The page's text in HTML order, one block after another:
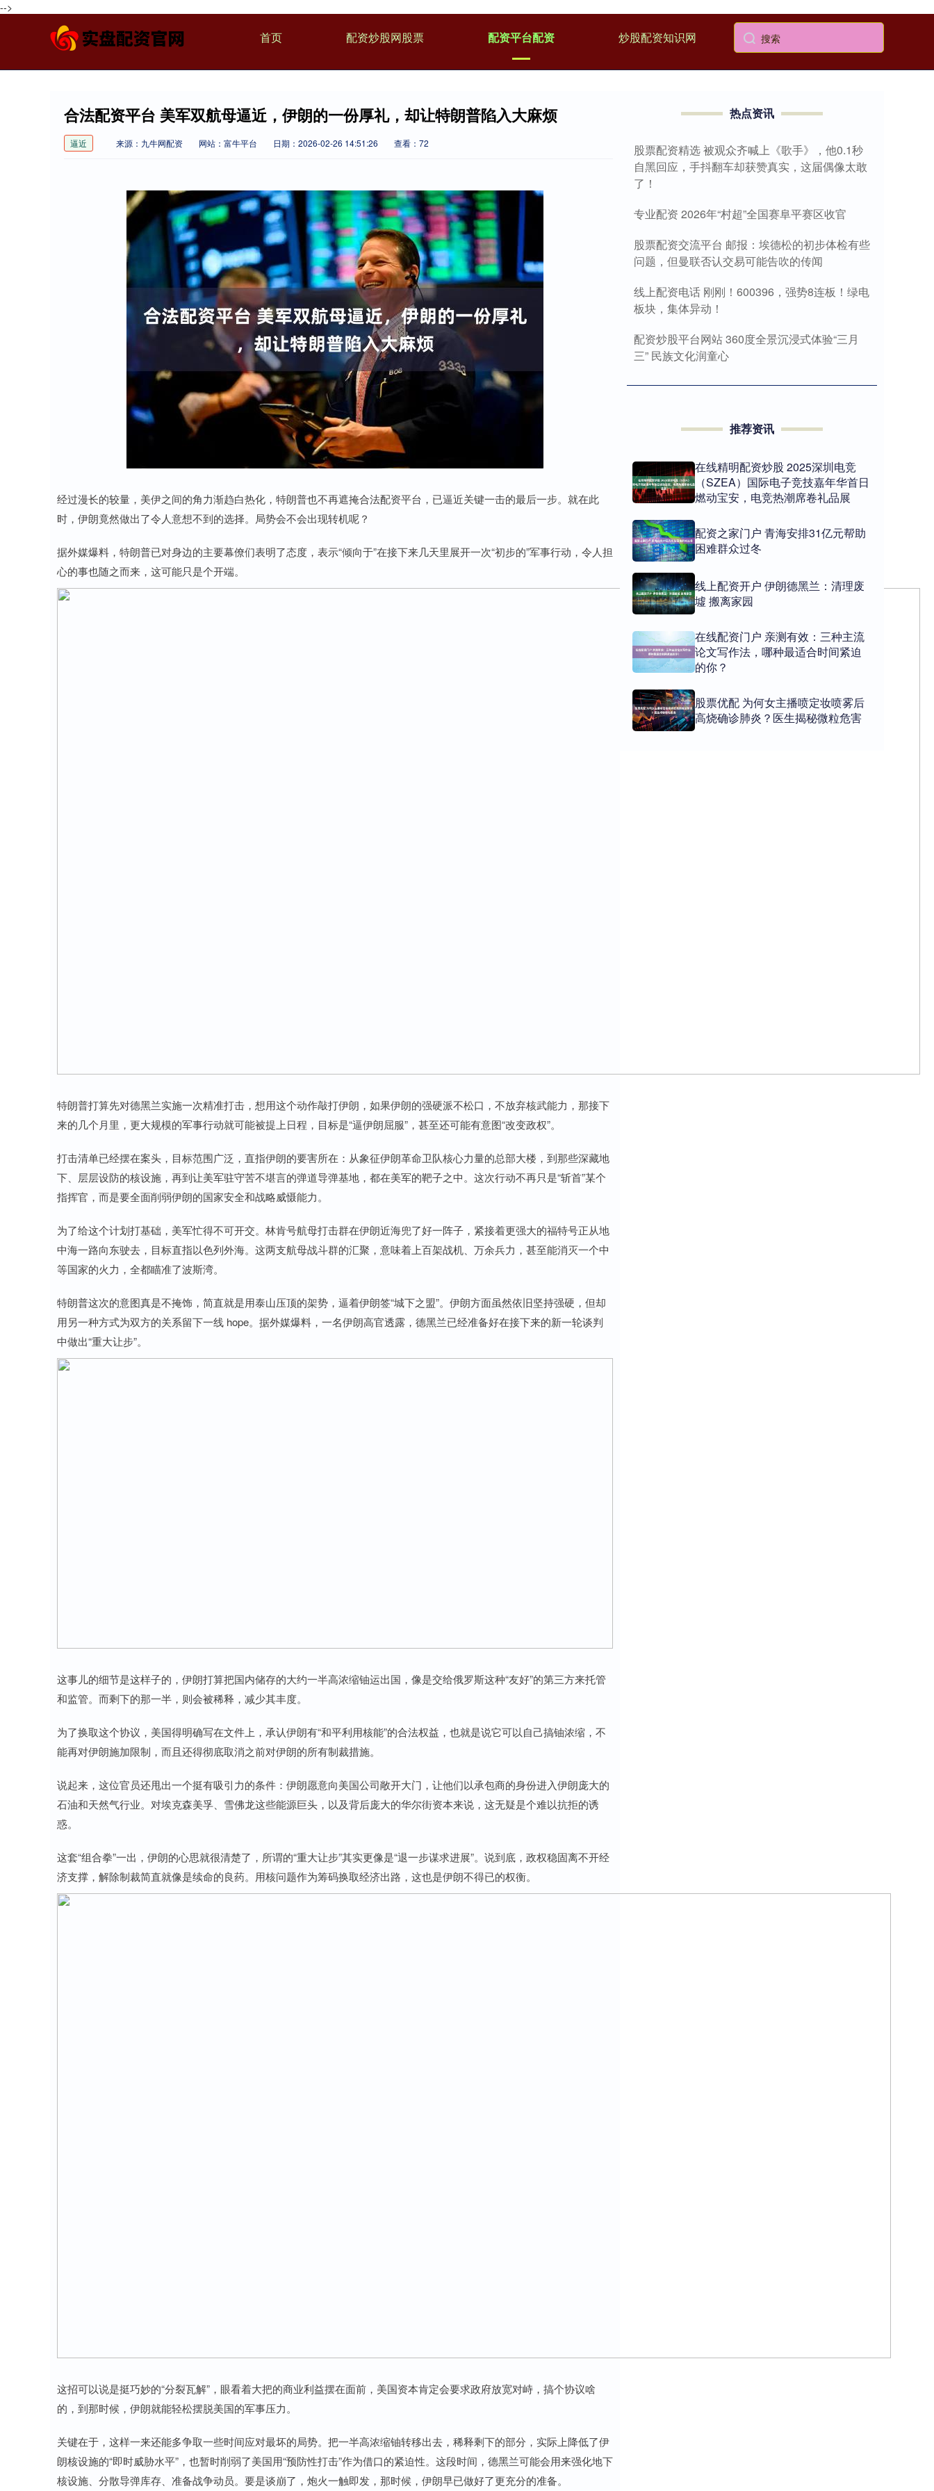
-->
首页 配资炒股网股票 配资平台配资 炒股配资知识网
合法配资平台 美军双航母逼近，伊朗的一份厚礼，却让特朗普陷入大麻烦
逼近 来源：九牛网配资 网站：富牛平台 日期：2026-02-26 14:51:26 查看：72
经过漫长的较量，美伊之间的角力渐趋白热化，特朗普也不再遮掩合法配资平台，已逼近关键一击的最后一步。就在此
时，伊朗竟然做出了令人意想不到的选择。局势会不会出现转机呢？
据外媒爆料，特朗普已对身边的主要幕僚们表明了态度，表示“倾向于”在接下来几天里展开一次“初步的”军事行动，令人担
心的事也随之而来，这可能只是个开端。
特朗普打算先对德黑兰实施一次精准打击，想用这个动作敲打伊朗，如果伊朗的强硬派不松口，不放弃核武能力，那接下
来的几个月里，更大规模的军事行动就可能被提上日程，目标是“逼伊朗屈服”，甚至还可能有意图“改变政权”。
打击清单已经摆在案头，目标范围广泛，直指伊朗的要害所在：从象征伊朗革命卫队核心力量的总部大楼，到那些深藏地
下、层层设防的核设施，再到让美军驻守苦不堪言的弹道导弹基地，都在美军的靶子之中。这次行动不再只是“斩首”某个
指挥官，而是要全面削弱伊朗的国家安全和战略威慑能力。
为了给这个计划打基础，美军忙得不可开交。林肯号航母打击群在伊朗近海兜了好一阵子，紧接着更强大的福特号正从地
中海一路向东驶去，目标直指以色列外海。这两支航母战斗群的汇聚，意味着上百架战机、万余兵力，甚至能消灭一个中
等国家的火力，全都瞄准了波斯湾。
特朗普这次的意图真是不掩饰，简直就是用泰山压顶的架势，逼着伊朗签“城下之盟”。伊朗方面虽然依旧坚持强硬，但却
用另一种方式为双方的关系留下一线 hope。据外媒爆料，一名伊朗高官透露，德黑兰已经准备好在接下来的新一轮谈判
中做出“重大让步”。
这事儿的细节是这样子的，伊朗打算把国内储存的大约一半高浓缩铀运出国，像是交给俄罗斯这种“友好”的第三方来托管
和监管。而剩下的那一半，则会被稀释，减少其丰度。
为了换取这个协议，美国得明确写在文件上，承认伊朗有“和平利用核能”的合法权益，也就是说它可以自己搞铀浓缩，不
能再对伊朗施加限制，而且还得彻底取消之前对伊朗的所有制裁措施。
说起来，这位官员还甩出一个挺有吸引力的条件：伊朗愿意向美国公司敞开大门，让他们以承包商的身份进入伊朗庞大的
石油和天然气行业。对埃克森美孚、雪佛龙这些能源巨头，以及背后庞大的华尔街资本来说，这无疑是个难以抗拒的诱
惑。
这套“组合拳”一出，伊朗的心思就很清楚了，所谓的“重大让步”其实更像是“退一步谋求进展”。说到底，政权稳固离不开经
济支撑，解除制裁简直就像是续命的良药。用核问题作为筹码换取经济出路，这也是伊朗不得已的权衡。
这招可以说是挺巧妙的“分裂瓦解”，眼看着大把的商业利益摆在面前，美国资本肯定会要求政府放宽对峙，搞个协议啥
的，到那时候，伊朗就能轻松摆脱美国的军事压力。
关键在于，这样一来还能多争取一些时间应对最坏的局势。把一半高浓缩铀转移出去，稀释剩下的部分，实际上降低了伊
朗核设施的“即时威胁水平”，也暂时削弱了美国用“预防性打击”作为借口的紧迫性。这段时间，德黑兰可能会用来强化地下
核设施、分散导弹库存、准备战争动员。要是谈崩了，炮火一触即发，那时候，伊朗早已做好了更充分的准备。
热点资讯
股票配资精选 被观众齐喊上《歌手》，他0.1秒
自黑回应，手抖翻车却获赞真实，这届偶像太敢
了！
专业配资 2026年“村超”全国赛阜平赛区收官
股票配资交流平台 邮报：埃德松的初步体检有些
问题，但曼联否认交易可能告吹的传闻
线上配资电话 刚刚！600396，强势8连板！绿电
板块，集体异动！
配资炒股平台网站 360度全景沉浸式体验“三月
三” 民族文化润童心
推荐资讯
在线精明配资炒股 2025深圳电竞
（SZEA）国际电子竞技嘉年华首日
燃动宝安，电竞热潮席卷礼品展
配资之家门户 青海安排31亿元帮助
困难群众过冬
线上配资开户 伊朗德黑兰：清理废
墟 搬离家园
在线配资门户 亲测有效：三种主流
论文写作法，哪种最适合时间紧迫
的你？
股票优配 为何女主播喷定妆喷雾后
高烧确诊肺炎？医生揭秘微粒危害